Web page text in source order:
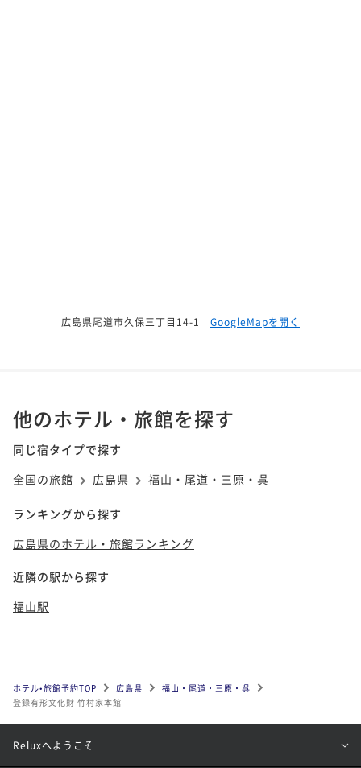
広島県尾道市久保三丁目14-1 GoogleMapを開く
他のホテル・旅館を探す
同じ宿タイプで探す
全国の旅館
広島県 福山・尾道・三原・呉
ランキングから探す
広島県のホテル・旅館ランキング
近隣の駅から探す
福山駅
ホテル•旅館予約TOP 広島県
福山・尾道・三原・呉
登録有形文化財 竹村家本館
Reluxへようこそ